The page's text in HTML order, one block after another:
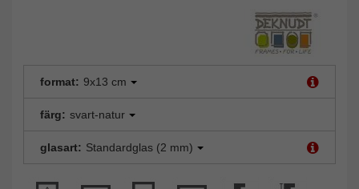
format: 9x13 cm
färg: svart-natur
glasart: Standardglas (2 mm)